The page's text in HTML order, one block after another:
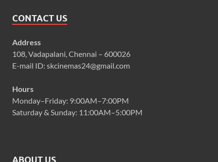
CONTACT US
Address
108, Vadapalani, Chennai – 600026
E-mail ID: skcinemas24@gmail.com
Hours
Monday–Friday: 9:00AM–7:00PM
Saturday & Sunday: 11:00AM–5:00PM
ABOUT US